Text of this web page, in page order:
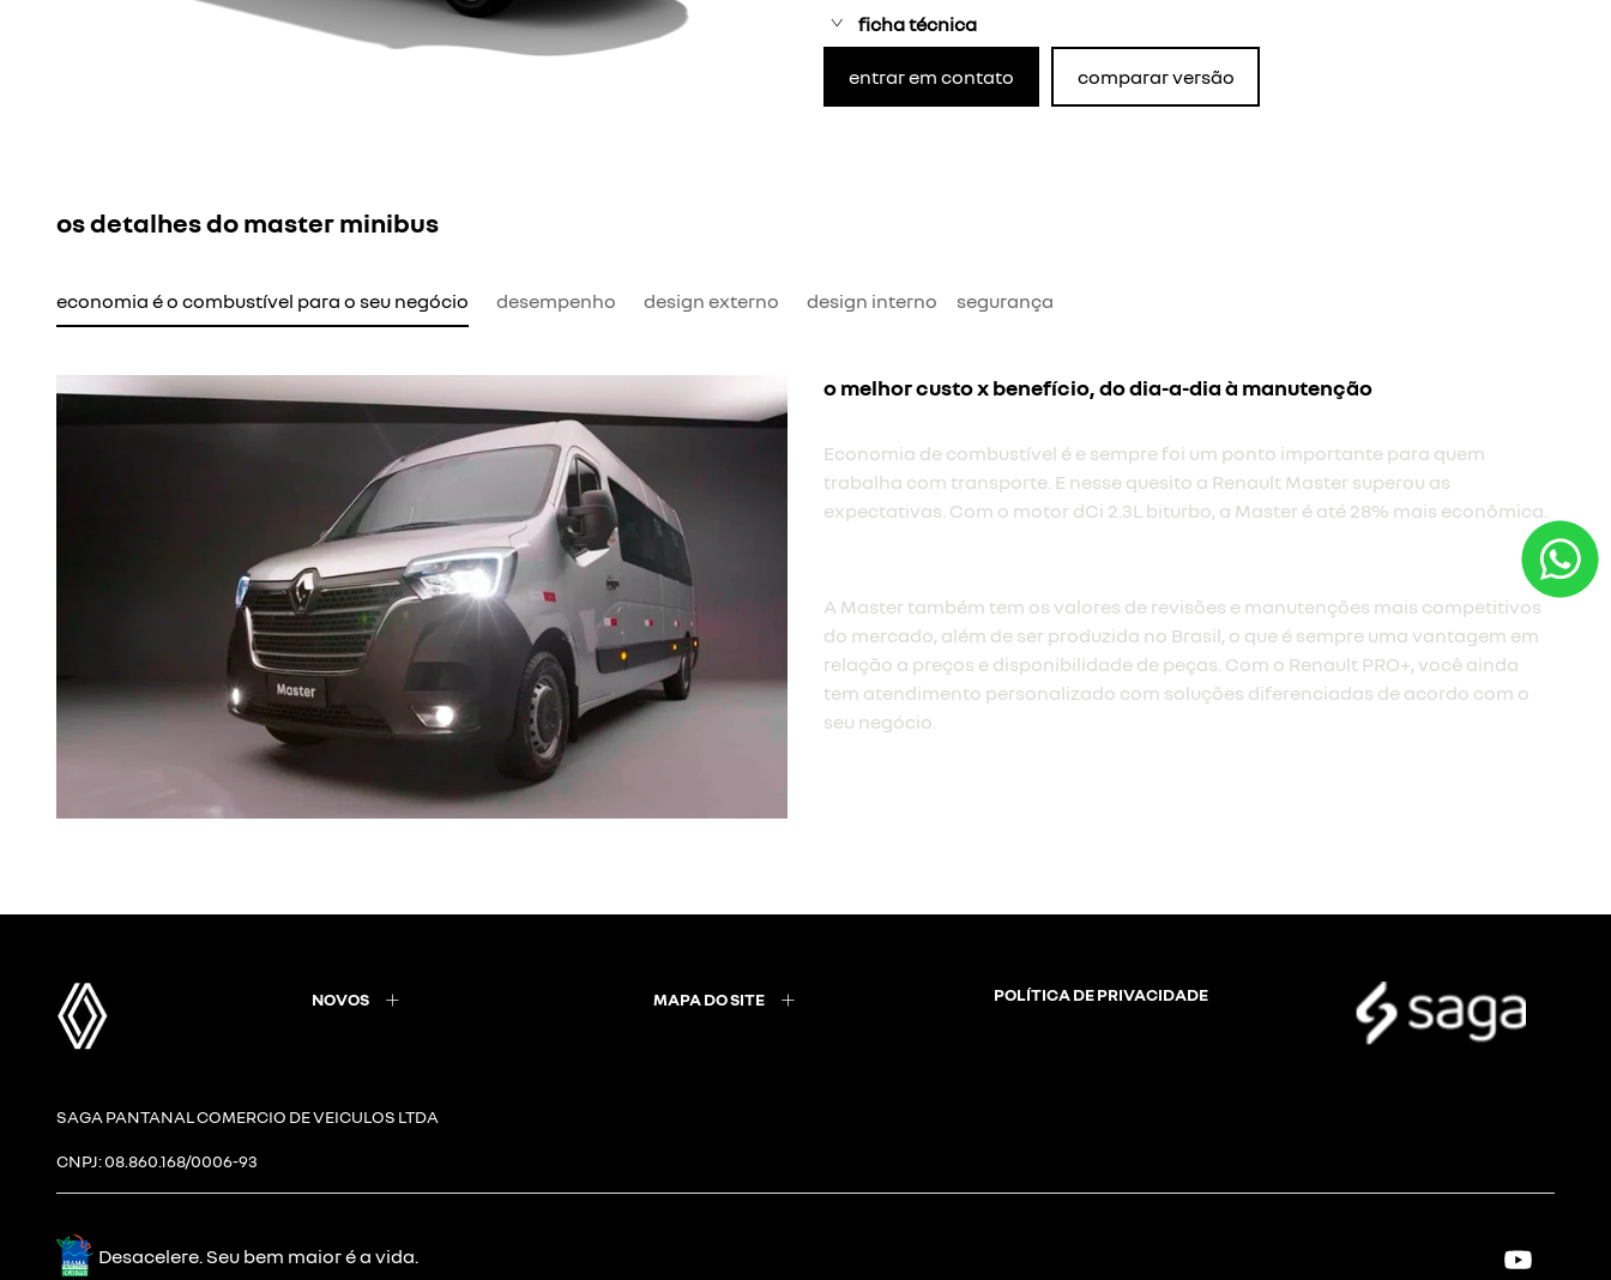
ficha técnica
entrar em contato comparar versão
os detalhes do master minibus
economia é o combustível para o seu negócio desempenho design externo design interno segurança
o melhor custo x benefício, do dia-a-dia à manutenção
Economia de combustível é e sempre foi um ponto importante para quem
trabalha com transporte. E nesse quesito a Renault Master superou as
expectativas. Com o motor dCi 2.3L biturbo, a Master é até 28% mais econômica.​
A Master também tem os valores de revisões e manutenções mais competitivos
do mercado, além de ser produzida no Brasil, o que é sempre uma vantagem em
relação a preços e disponibilidade de peças. Com o Renault PRO+, você ainda
tem atendimento personalizado com soluções diferenciadas de acordo com o
seu negócio.
NOVOS MAPA DO SITE POLÍTICA DE PRIVACIDADE
SAGA PANTANAL COMERCIO DE VEICULOS LTDA
CNPJ: 08.860.168/0006-93
Desacelere. Seu bem maior é a vida.